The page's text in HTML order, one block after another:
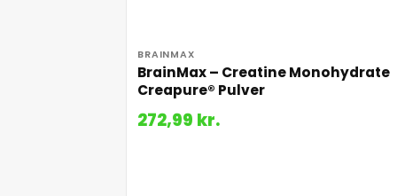
BRAINMAX
BrainMax – Creatine Monohydrate
Creapure® Pulver
272,99 kr.